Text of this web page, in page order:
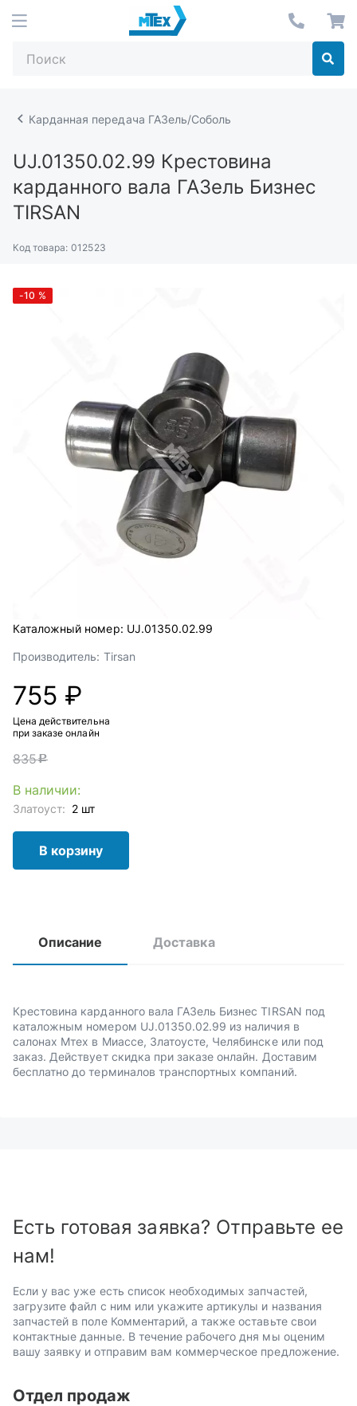
Карданная передача ГАЗель/Соболь
UJ.01350.02.99 Крестовина
карданного вала ГАЗель Бизнес
TIRSAN
Код товара: 012523
-10 %
Каталожный номер: UJ.01350.02.99
Производитель: Tirsan
755 ₽
Цена действительна
при заказе онлайн
835c
В наличии:
Златоуст: 2 шт
В корзину
Описание Доставка
Крестовина карданного вала ГАЗель Бизнес TIRSAN под
каталожным номером UJ.01350.02.99 из наличия в
салонах Мтех в Миассе, Златоусте, Челябинске или под
заказ. Действует скидка при заказе онлайн. Доставим
бесплатно до терминалов транспортных компаний.
Есть готовая заявка? Отправьте ее
нам!
Если у вас уже есть список необходимых запчастей,
загрузите файл с ним или укажите артикулы и названия
запчастей в поле Комментарий, а также оставьте свои
контактные данные. В течение рабочего дня мы оценим
вашу заявку и отправим вам коммерческое предложение.
Отдел продаж